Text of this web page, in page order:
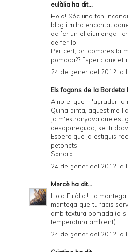
eulàlia ha dit...
Hola! Sóc una fan
blog i m'ha encantat
de fer un el diumenge i
de fer-lo.
Per cert, on compres la
pomada?? Espero que et
24 de gener del 2012, a
Els fogons de la Bordeta
Amb el que m'agraden a
Quina pinta, aquest me
Ja m'estranyava que
desapareguda, se'
Espero que ja estiguis
petonets!
Sandra
24 de gener del 2012, a
Mercè ha dit...
Hola Eulàlia!! La
mantega que tu facis
amb textura pomada (o
temperatura ambient).
24 de gener del 2012, a